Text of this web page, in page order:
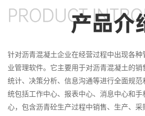
针对沥青混凝土企业在经营过程中出现各种
业管理软件。它主要用于对沥青混凝土的
统计、决策分析、信息沟通等进行全面规范
统包括工作中心、报表中心、消息中心和手
心，包含沥青砼生产过程中销售、生产、采